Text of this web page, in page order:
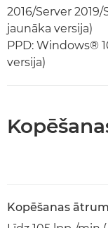
2016/Server 2019/
jaunāka versija)
PPD: Windows®
versija)
Kopēšanas